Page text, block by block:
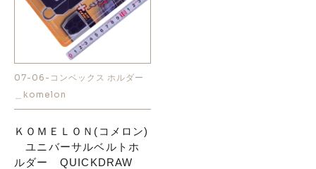
庖斬巴
お知らせ
07-06-コンベックス ホルダー
＿komelon
ＫＯＭＥＬＯＮ(コメロン)
ユニバーサルベルトホ
ルダー QUICKDRAW